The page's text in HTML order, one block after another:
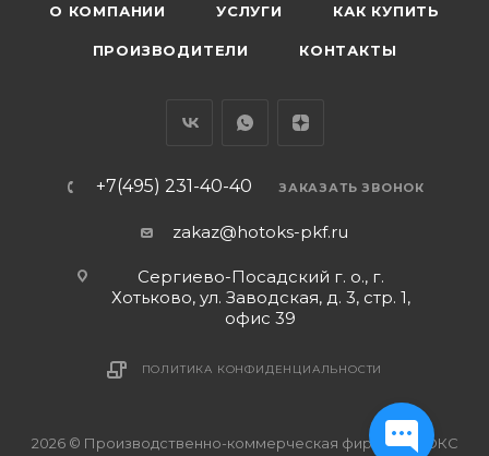
О КОМПАНИИ УСЛУГИ КАК КУПИТЬ
ПРОИЗВОДИТЕЛИ КОНТАКТЫ
+7(495) 231-40-40 ЗАКАЗАТЬ ЗВОНОК
zakaz@hotoks-pkf.ru
Сергиево-Посадский г. о., г.
Хотьково, ул. Заводская, д. 3, стр. 1,
офис 39
ПОЛИТИКА КОНФИДЕНЦИАЛЬНОСТИ
2026 © Производственно-коммерческая фирма ХОТОКС